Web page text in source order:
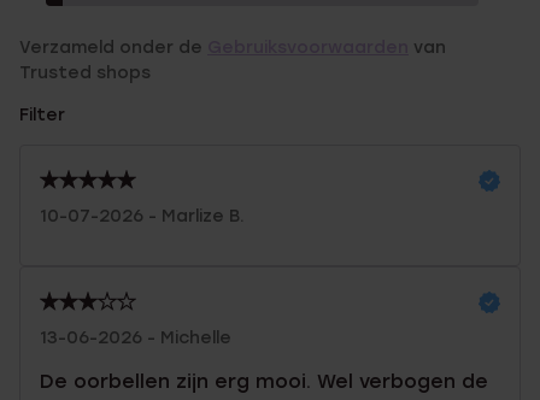
Verzameld onder de
van
Trusted shops
Filter
10-07-2026 - Marlize B.
13-06-2026 - Michelle
De oorbellen zijn erg mooi. Wel verbogen de